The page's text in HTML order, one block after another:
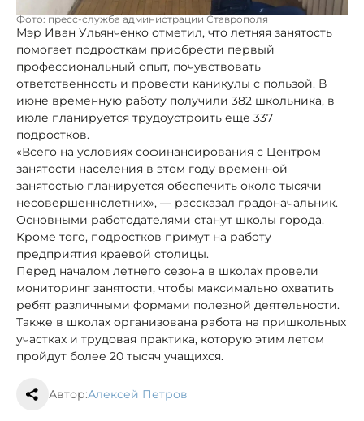
Фото: пресс-служба администрации Ставрополя
Мэр Иван Ульянченко отметил, что летняя занятость
помогает подросткам приобрести первый
профессиональный опыт, почувствовать
ответственность и провести каникулы с пользой. В
июне временную работу получили 382 школьника, в
июле планируется трудоустроить еще 337
подростков.
«Всего на условиях софинансирования с Центром
занятости населения в этом году временной
занятостью планируется обеспечить около тысячи
несовершеннолетних», — рассказал градоначальник.
Основными работодателями станут школы города.
Кроме того, подростков примут на работу
предприятия краевой столицы.
Перед началом летнего сезона в школах провели
мониторинг занятости, чтобы максимально охватить
ребят различными формами полезной деятельности.
Также в школах организована работа на пришкольных
участках и трудовая практика, которую этим летом
пройдут более 20 тысяч учащихся.
Автор:Алексей Петров